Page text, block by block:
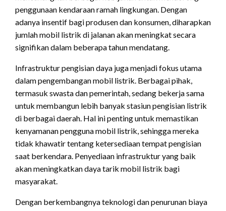
penggunaan kendaraan ramah lingkungan. Dengan
adanya insentif bagi produsen dan konsumen, diharapkan
jumlah mobil listrik di jalanan akan meningkat secara
signifikan dalam beberapa tahun mendatang.
Infrastruktur pengisian daya juga menjadi fokus utama
dalam pengembangan mobil listrik. Berbagai pihak,
termasuk swasta dan pemerintah, sedang bekerja sama
untuk membangun lebih banyak stasiun pengisian listrik
di berbagai daerah. Hal ini penting untuk memastikan
kenyamanan pengguna mobil listrik, sehingga mereka
tidak khawatir tentang ketersediaan tempat pengisian
saat berkendara. Penyediaan infrastruktur yang baik
akan meningkatkan daya tarik mobil listrik bagi
masyarakat.
Dengan berkembangnya teknologi dan penurunan biaya